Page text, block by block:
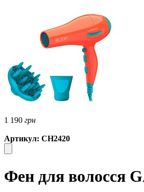
1 190 грн
Артикул: CH2420
Фен для волосся